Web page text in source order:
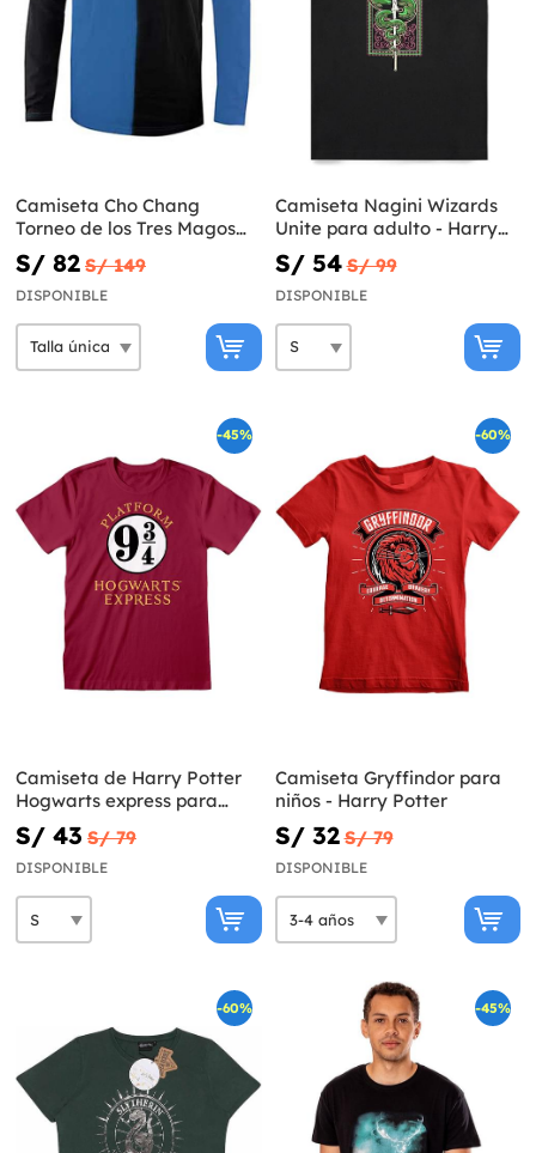
Camiseta Cho Chang
Torneo de los Tres Magos
para niños - Harry Potter
S/ 82 S/ 149
DISPONIBLE
Camiseta Nagini Wizards
Unite para adulto - Harry
Potter
S/ 54 S/ 99
DISPONIBLE
-45%
Camiseta de Harry Potter
Hogwarts express para
hombre
S/ 43 S/ 79
DISPONIBLE
-60%
Camiseta Gryffindor para
niños - Harry Potter
S/ 32 S/ 79
DISPONIBLE
-60% -45%